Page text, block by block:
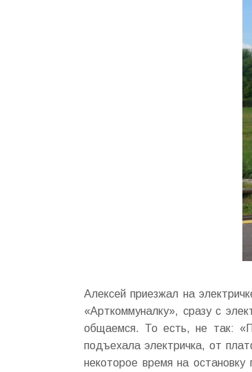
Алексей приезжал на
«Арткоммуналку», сразу с
общаемся. То есть, не так:
подъехала электричка, от
некоторое время на